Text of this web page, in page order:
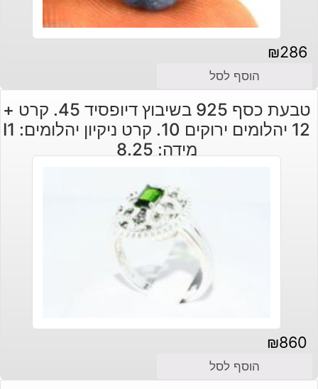
₪286
הוסף לסל
טבעת כסף 925 בשיבוץ דיופסיד 45. קרט +
12 יהלומים ירוקים 10. קרט ניקיון יהלומים: I1
מידה: 8.25
₪860
הוסף לסל